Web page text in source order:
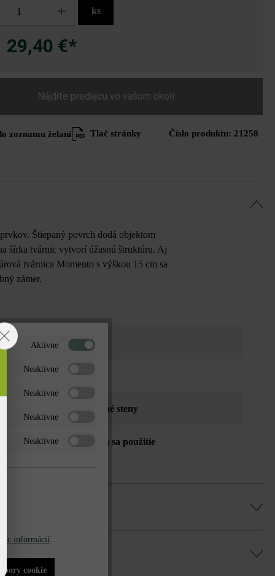
ks
29,40 €*
Nájdite predajcu vo vašom okolí
zoznamu želaní Tlač stránky Číslo produktu: 21258
Štiepaný povrch dodá objektom
šírka tvárnic vytvorí úžasnú štruktúru. Aj
tvárnica Momento s výškou 15 cm sa
zámer.
tieňovaná
, záhradné steny
voči mrazu - neodporúča sa použitie
DP30 (paralelná dodávka je
Aktívne
Neaktívne
Neaktívne
Neaktívne
Neaktívne
Viac informácií.
cookie